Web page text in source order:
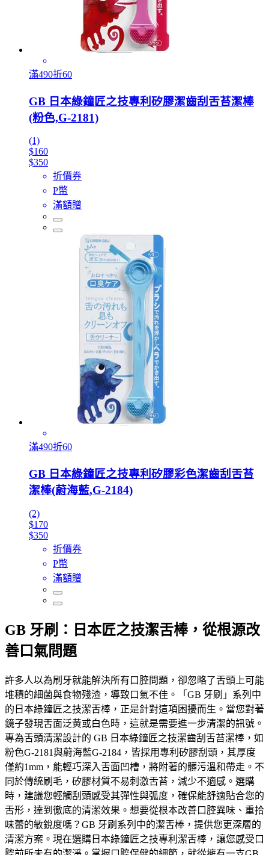
滿490折60
GB 日本綠鐘匠之技專利矽膠潔齒刮舌苔潔棒
(粉色,G-2181)
(1)
$160
$350
折價券
P幣
滿額贈
滿490折60
GB 日本綠鐘匠之技專利矽膠彩色潔齒刮舌苔
潔棒(蔚海藍,G-2184)
(2)
$170
$350
折價券
P幣
滿額贈
GB 牙刷：日本匠之技潔舌棒，從根源改
善口氣問題
許多人以為刷牙就能解決所有口腔問題，卻忽略了舌頭上可能
堆積的細菌與食物殘渣，導致口氣不佳。「GB 牙刷」系列中
的日本綠鐘匠之技潔舌棒，正是針對這項困擾而生。當您對著
鏡子發現舌面泛黃或白色時，這就是需要進一步清潔的訊號。
專為舌頭清潔設計的 GB 日本綠鐘匠之技潔齒刮舌苔潔棒，如
粉色G-2181與蔚海藍G-2184，皆採用專利矽膠刮頭，其厚度
僅約1mm，能輕巧深入舌面凹槽，將附著的髒污溫和帶走。不
同於傳統刷毛，矽膠材質不易刺激舌苔，減少不適感。選購
時，建議您輕觸刮頭感受其彈性與弧度，確保能舒適貼合您的
舌形，達到徹底的清潔效果。想要從根本改善口腔異味、重拾
味蕾的敏銳度嗎？GB 牙刷系列中的潔舌棒，提供您更深層的
清潔方案。現在選購日本綠鐘匠之技專利潔舌棒，讓您感受口